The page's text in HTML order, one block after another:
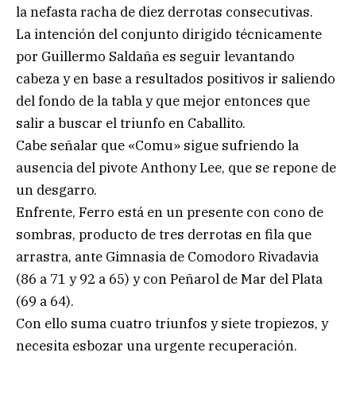
la nefasta racha de diez derrotas consecutivas.
La intención del conjunto dirigido técnicamente
por Guillermo Saldaña es seguir levantando
cabeza y en base a resultados positivos ir saliendo
del fondo de la tabla y que mejor entonces que
salir a buscar el triunfo en Caballito.
Cabe señalar que «Comu» sigue sufriendo la
ausencia del pivote Anthony Lee, que se repone de
un desgarro.
Enfrente, Ferro está en un presente con cono de
sombras, producto de tres derrotas en fila que
arrastra, ante Gimnasia de Comodoro Rivadavia
(86 a 71 y 92 a 65) y con Peñarol de Mar del Plata
(69 a 64).
Con ello suma cuatro triunfos y siete tropiezos, y
necesita esbozar una urgente recuperación.